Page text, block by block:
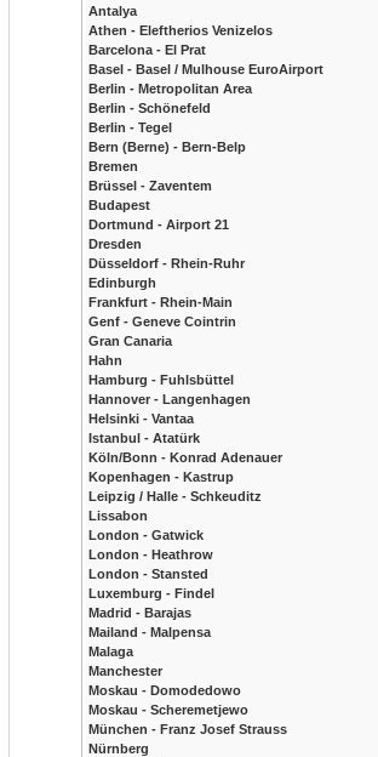
Antalya
Athen - Eleftherios Venizelos
Barcelona - El Prat
Basel - Basel / Mulhouse EuroAirport
Berlin - Metropolitan Area
Berlin - Schönefeld
Berlin - Tegel
Bern (Berne) - Bern-Belp
Bremen
Brüssel - Zaventem
Budapest
Dortmund - Airport 21
Dresden
Düsseldorf - Rhein-Ruhr
Edinburgh
Frankfurt - Rhein-Main
Genf - Geneve Cointrin
Gran Canaria
Hahn
Hamburg - Fuhlsbüttel
Hannover - Langenhagen
Helsinki - Vantaa
Istanbul - Atatürk
Köln/Bonn - Konrad Adenauer
Kopenhagen - Kastrup
Leipzig / Halle - Schkeuditz
Lissabon
London - Gatwick
London - Heathrow
London - Stansted
Luxemburg - Findel
Madrid - Barajas
Mailand - Malpensa
Malaga
Manchester
Moskau - Domodedowo
Moskau - Scheremetjewo
München - Franz Josef Strauss
Nürnberg